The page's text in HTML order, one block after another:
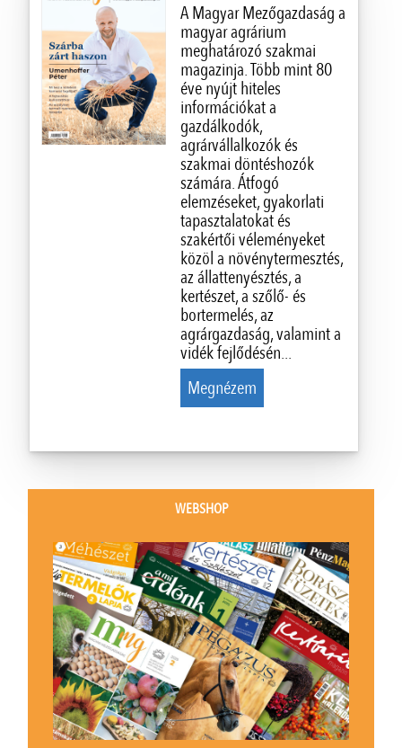
A Magyar Mezőgazdaság a
magyar agrárium
meghatározó szakmai
magazinja. Több mint 80
éve nyújt hiteles
információkat a
gazdálkodók,
agrárvállalkozók és
szakmai döntéshozók
számára. Átfogó
elemzéseket, gyakorlati
tapasztalatokat és
szakértői véleményeket
közöl a növénytermesztés,
az állattenyésztés, a
kertészet, a szőlő- és
bortermelés, az
agrárgazdaság, valamint a
vidék fejlődésén...
Megnézem
WEBSHOP